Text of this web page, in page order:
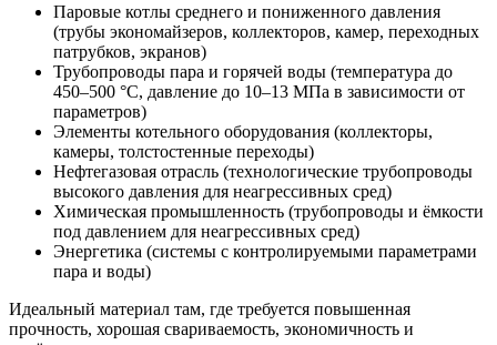
Паровые котлы среднего и пониженного давления
(трубы экономайзеров, коллекторов, камер, переходных
патрубков, экранов)
Трубопроводы пара и горячей воды (температура до
450–500 °C, давление до 10–13 МПа в зависимости от
параметров)
Элементы котельного оборудования (коллекторы,
камеры, толстостенные переходы)
Нефтегазовая отрасль (технологические трубопроводы
высокого давления для неагрессивных сред)
Химическая промышленность (трубопроводы и ёмкости
под давлением для неагрессивных сред)
Энергетика (системы с контролируемыми параметрами
пара и воды)
Идеальный материал там, где требуется повышенная
прочность, хорошая свариваемость, экономичность и